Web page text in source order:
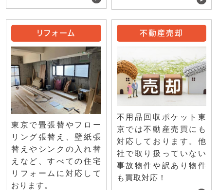
リフォーム
東京で畳張替やフロー
リング張替え、壁紙張
替えやシンクの入れ替
えなど、すべての住宅
リフォームに対応して
おります。
不動産売却
不用品回収ポケット東
京では不動産売買にも
対応しております。他
社で取り扱っていない
事故物件や訳あり物件
も買取対応！